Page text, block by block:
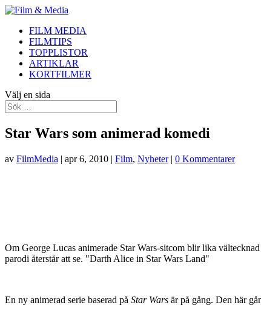
FILM MEDIA
FILMTIPS
TOPPLISTOR
ARTIKLAR
KORTFILMER
Välj en sida
Star Wars som animerad komedi
av FilmMedia | apr 6, 2010 | Film, Nyheter| 0 Kommentarer
Om George Lucas animerade Star Wars-sitcom blir lika vältecknad
parodi återstår att se. "Darth Alice in Star Wars Land"
En ny animerad serie baserad på Star Wars är på gång. Den här